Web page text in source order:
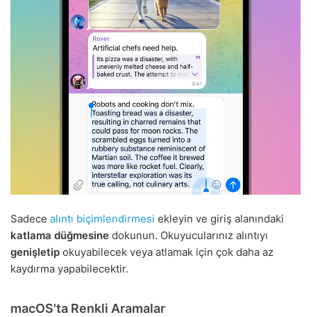
Sadece alıntı biçimlendirmesi ekleyin ve giriş alanındaki
katlama düğmesine dokunun. Okuyucularınız alıntıyı
genişletip okuyabilecek veya atlamak için çok daha az
kaydırma yapabilecektir.
macOS'ta Renkli Aramalar